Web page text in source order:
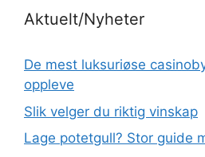
Aktuelt/Nyheter
De mest luksuriøse
oppleve
Slik velger du riktig vinskap
Lage potetgull? Stor guide